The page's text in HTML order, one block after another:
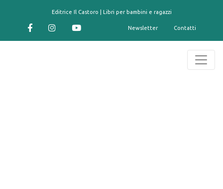
Editrice Il Castoro | Libri per bambini e ragazzi
Newsletter Contatti